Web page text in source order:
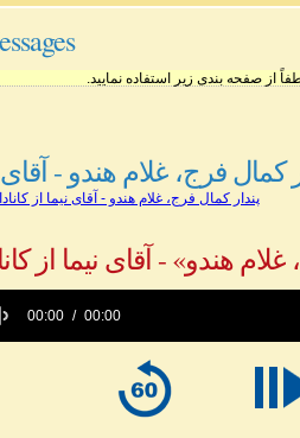
از صفحه بندی زیر استفاده نمایید.
کمال فرج، غلام هندو - آقای
پندار کمال فرج، غلام هندو - آقای نیما از کانادا
هندو» - آقای نیما از
00:00 00:00